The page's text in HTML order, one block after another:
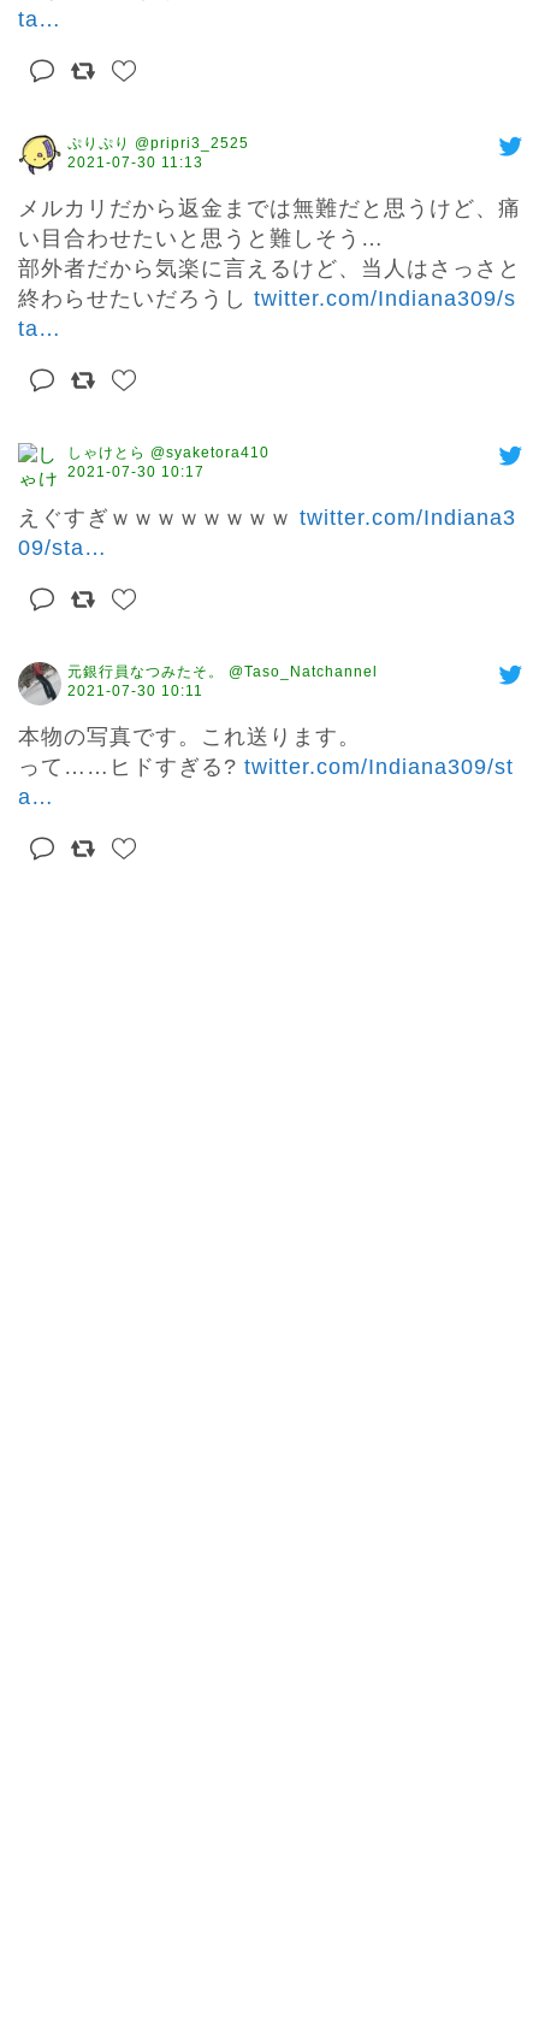
ta…
ぷりぷり @pripri3_2525
2021-07-30 11:13
メルカリだから返金までは無難だと思うけど、痛
い目合わせたいと思うと難しそう…
部外者だから気楽に言えるけど、当人はさっさと
終わらせたいだろうし twitter.com/Indiana309/s
ta…
しゃけとら @syaketora410
2021-07-30 10:17
えぐすぎｗｗｗｗｗｗｗｗ twitter.com/Indiana3
09/sta…
元銀行員なつみたそ。 @Taso_Natchannel
2021-07-30 10:11
本物の写真です。これ送ります。
って……ヒドすぎる? twitter.com/Indiana309/st
a…